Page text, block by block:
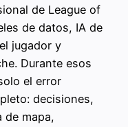
de League of
de datos, IA de
jugador y
Durante esos
el error
decisiones,
de mapa,